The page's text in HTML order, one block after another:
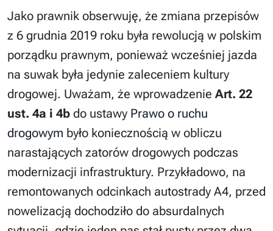
Jako prawnik obserwuję, że zmiana przepisów
z 6 grudnia 2019 roku była rewolucją w polskim
porządku prawnym, ponieważ wcześniej jazda
na suwak była jedynie zaleceniem kultury
drogowej. Uważam, że wprowadzenie Art. 22
ust. 4a i 4b do ustawy Prawo o ruchu
drogowym było koniecznością w obliczu
narastających zatorów drogowych podczas
modernizacji infrastruktury. Przykładowo, na
remontowanych odcinkach autostrady A4, przed
nowelizacją dochodziło do absurdalnych